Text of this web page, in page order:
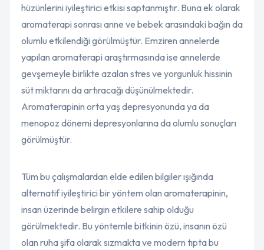
hüzünlerini iyileştirici etkisi saptanmıştır. Buna ek olarak
aromaterapi sonrası anne ve bebek arasındaki bağın da
olumlu etkilendiği görülmüştür. Emziren annelerde
yapılan aromaterapi araştırmasında ise annelerde
gevşemeyle birlikte azalan stres ve yorgunluk hissinin
süt miktarını da artıracağı düşünülmektedir.
Aromaterapinin orta yaş depresyonunda ya da
menopoz dönemi depresyonlarına da olumlu sonuçları
görülmüştür.
Tüm bu çalışmalardan elde edilen bilgiler ışığında
alternatif iyileştirici bir yöntem olan aromaterapinin,
insan üzerinde belirgin etkilere sahip olduğu
görülmektedir. Bu yöntemle bitkinin özü, insanın özü
olan ruha şifa olarak sızmakta ve modern tıpta bu